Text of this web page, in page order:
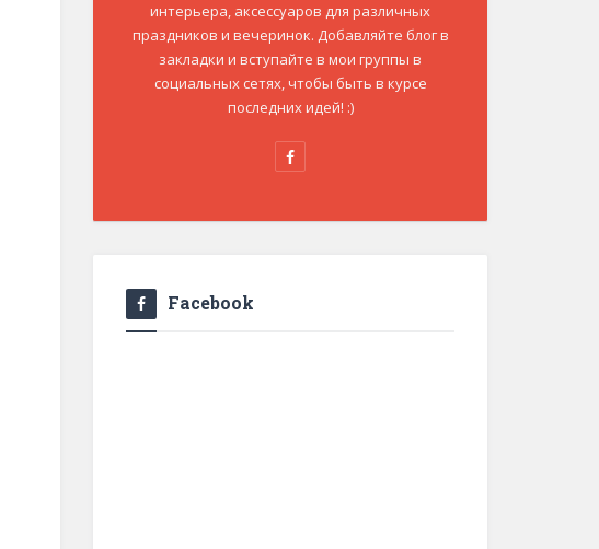
интерьера, аксессуаров для различных
праздников и вечеринок. Добавляйте блог в
закладки и вступайте в мои группы в
социальных сетях, чтобы быть в курсе
последних идей! :)
Facebook